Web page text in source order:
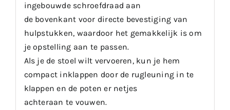
ingebouwde schroefdraad aan
de bovenkant voor directe bevestiging van
hulpstukken, waardoor het gemakkelijk is om
je opstelling aan te passen.
Als je de stoel wilt vervoeren, kun je hem
compact inklappen door de rugleuning in te
klappen en de poten er netjes
achteraan te vouwen.